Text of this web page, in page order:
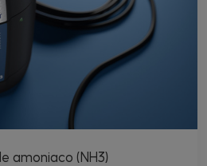
amoniaco (NH3)